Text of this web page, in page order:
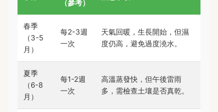
（參考）
春季
（3-5
月）
每2-3週
一次
天氣回暖，生長開始，但濕
度仍高，避免過度澆水。
夏季
（6-8
月）
每1-2週
一次
高溫蒸發快，但午後雷雨
多，需檢查土壤是否真乾。